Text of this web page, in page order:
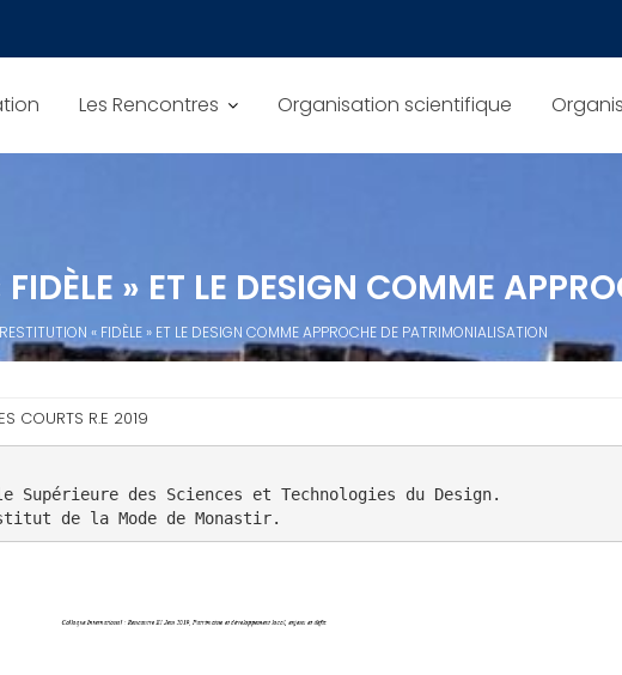
Les Rencontres Organisation scientifique
» ET LE DESIGN COMME
« FIDÈLE » ET LE DESIGN COMME APPROCHE DE PATRIMONIALISATION
COURTS R.E 2019
Supérieure des Sciences et Technologies du Design.
de la Mode de Monastir.